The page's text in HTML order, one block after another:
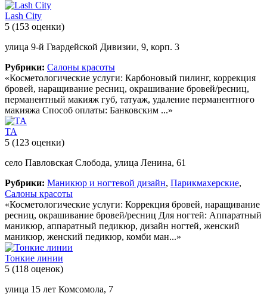
Lash City
5 (153 оценки)
улица 9-й Гвардейской Дивизии, 9, корп. 3
Рубрики: Салоны красоты
«Косметологические услуги: Карбоновый пилинг, коррекция
бровей, наращивание ресниц, окрашивание бровей/ресниц,
перманентный макияж губ, татуаж, удаление перманентного
макияжа Способ оплаты: Банковским ...»
ТА
5 (123 оценки)
село Павловская Слобода, улица Ленина, 61
Рубрики: Маникюр и ногтевой дизайн, Парикмахерские,
Салоны красоты
«Косметологические услуги: Коррекция бровей, наращивание
ресниц, окрашивание бровей/ресниц Для ногтей: Аппаратный
маникюр, аппаратный педикюр, дизайн ногтей, женский
маникюр, женский педикюр, комби ман...»
Тонкие линии
5 (118 оценок)
улица 15 лет Комсомола, 7